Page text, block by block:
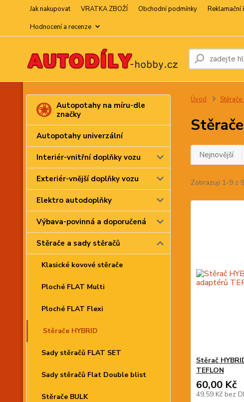
Jak nakupovat VRATKA ZBOŽÍ Obchodní podmínky Reklamační
Hodnocení a recenze
Autopotahy na míru-dle
značky
Autopotahy univerzální
Interiér-vnitřní doplňky vozu
Exteriér-vnější doplňky vozu
Elektro autodoplňky
Výbava-povinná a doporučená
Stěrače a sady stěračů
Klasické kovové stěrače
Ploché FLAT Multi
Ploché FLAT Flexi
Stěrače HYBRID
Sady stěračů FLAT SET
Sady stěračů Flat Double blist
Stěrače BULK
Úvod
Nejnovější
Zobrazuji 1-9 z 9
Stěrač
TEFLON
60,00 Kč
49,59 Kč bez